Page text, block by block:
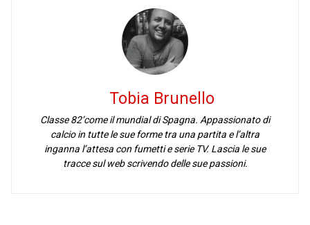
Tobia Brunello
Classe 82’come il mundial di Spagna. Appassionato di
calcio in tutte le sue forme tra una partita e l’altra
inganna l’attesa con fumetti e serie TV. Lascia le sue
tracce sul web scrivendo delle sue passioni.